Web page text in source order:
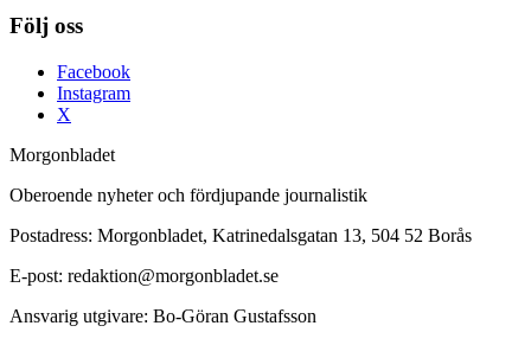
Följ oss
Facebook
Instagram
X
Morgonbladet
Oberoende nyheter och fördjupande journalistik
Postadress: Morgonbladet, Katrinedalsgatan 13, 504 52 Borås
E-post: redaktion@morgonbladet.se
Ansvarig utgivare: Bo-Göran Gustafsson